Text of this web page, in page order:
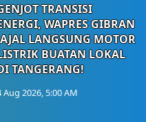
TRANSISI
WAPRES GIBRAN
LANGSUNG MOTOR
BUATAN LOKAL
TANGERANG!
Aug 2026, 5:00 AM